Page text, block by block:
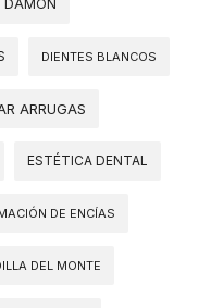
DAMON
DIENTES BLANCOS
ARRUGAS
ESTÉTICA DENTAL
DE ENCÍAS
DEL MONTE